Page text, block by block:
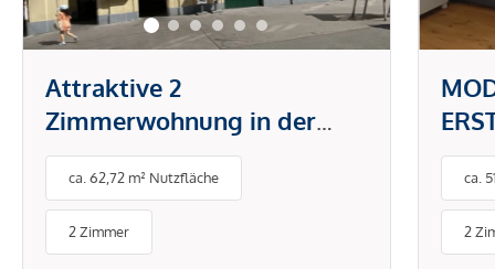
Attraktive 2
Zimmerwohnung in der
Brunnengasse
ca. 62,72 m² Nutzfläche
2 Zimmer
ca.
2